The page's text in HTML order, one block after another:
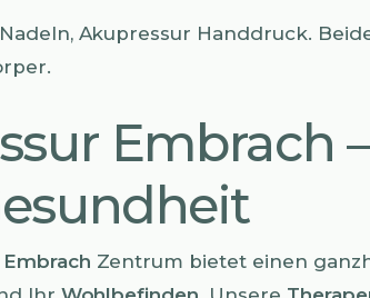
Akupressur Handdruck.
Embrach
Zentrum bietet einen